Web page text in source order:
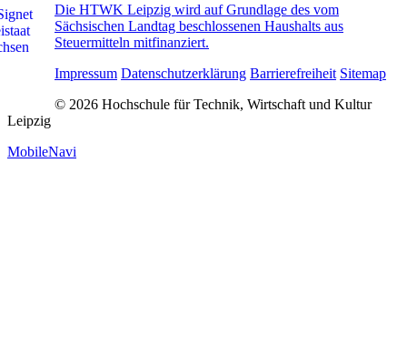
Die HTWK Leipzig wird auf Grundlage des vom
Sächsischen Landtag beschlossenen Haushalts aus
Steuermitteln mitfinanziert.
Impressum Datenschutzerklärung Barrierefreiheit Sitemap
© 2026 Hochschule für Technik, Wirtschaft und Kultur
Leipzig
MobileNavi